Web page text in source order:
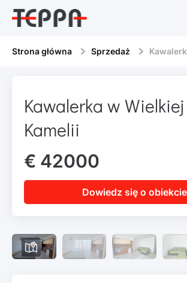
Strona główna Sprzedaż Kawalerka
Kawalerka w Wielkiej
Kamelii
€ 42000
Dowiedz się o obiekcie